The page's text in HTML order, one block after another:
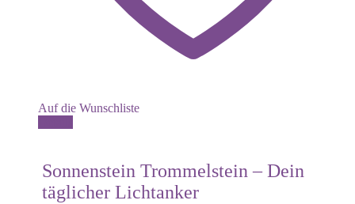
Auf die Wunschliste
Sonnenstein Trommelstein – Dein
täglicher Lichtanker